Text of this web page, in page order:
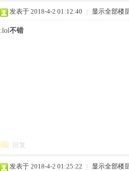
发表于 2018-4-2 01:12:40 | 显示全部楼
:lol不错
回复
发表于 2018-4-2 01:25:22 | 显示全部楼